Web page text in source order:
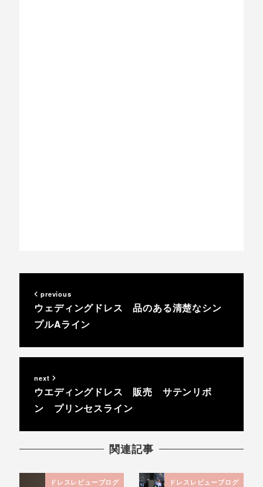
previous
ウェディングドレス 品のある清楚なシン
プルAライン
next
ウエディングドレス 販売 サテンリボ
ン プリンセスライン
関連記事
ドレスレビューブログ ドレスレビューブログ